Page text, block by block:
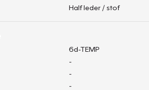
Half leder / stof
6d-TEMP
-
-
-